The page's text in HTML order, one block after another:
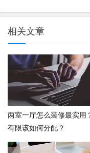
相关文章
两室一厅怎么装修最实用
有限该如何分配？